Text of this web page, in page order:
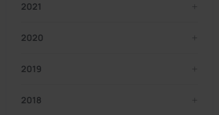
2021
2020
2019
2018